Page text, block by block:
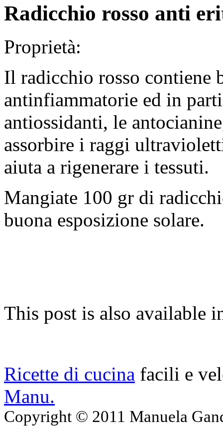
Radicchio rosso anti
Proprietà:
Il radicchio rosso contiene
antinfiammatorie ed in
antiossidanti, le
assorbire i raggi
aiuta a rigenerare i tessuti.
Mangiate 100 gr di
buona esposizione solare.
This post is also available
Ricette di cucina facili e
Manu.
Copyright © 2011 Manuela